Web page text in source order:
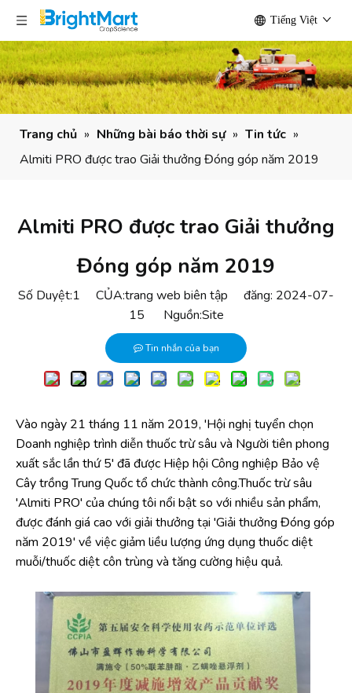
Tiếng Việt
Trang chủ » Những bài báo thời sự » Tin tức »
Almiti PRO được trao Giải thưởng Đóng góp năm 2019
Almiti PRO được trao Giải thưởng
Đóng góp năm 2019
Số Duyệt:1 CỦA:trang web biên tập đăng: 2024-07-
15 Nguồn:Site
Tin nhắn của bạn
Vào ngày 21 tháng 11 năm 2019, 'Hội nghị tuyển chọn
Doanh nghiệp trình diễn thuốc trừ sâu và Người tiên phong
xuất sắc lần thứ 5' đã được Hiệp hội Công nghiệp Bảo vệ
Cây trồng Trung Quốc tổ chức thành công.Thuốc trừ sâu
'Almiti PRO' của chúng tôi nổi bật so với nhiều sản phẩm,
được đánh giá cao với giải thưởng tại 'Giải thưởng Đóng góp
năm 2019' về việc giảm liều lượng ứng dụng thuốc diệt
muỗi/thuốc diệt côn trùng và tăng cường hiệu quả.